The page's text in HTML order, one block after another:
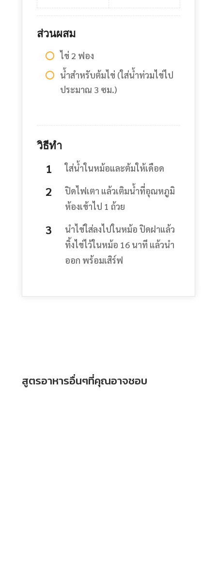
ส่วนผสม
ไข่ 2 ฟอง
น้ำสำหรับต้มไข่ (ใส่น้ำท่วมไข่ไป
ประมาณ 3 ซม.)
วิธีทำ
ใส่น้ำในหม้อและต้มให้เดือด
ปิดไฟเตา แล้วเติมน้ำที่อุณหภูมิ
ห้องเข้าไป 1 ถ้วย
นำไข่ใส่ลงไปในหม้อ ปิดฝาแล้ว
ทิ้งไข่ไว้ในหม้อ 16 นาที แล้วนำ
ออก พร้อมเสิร์ฟ
สูตรอาหารอื่นๆที่คุณอาจชอบ